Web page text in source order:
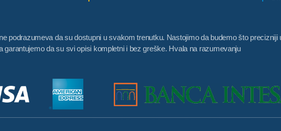
podrazumeva da su dostupni u svakom trenutku. Nastojimo da budemo što precizniji
garantujemo da su svi opisi kompletni i bez greške. Hvala na razumevanju